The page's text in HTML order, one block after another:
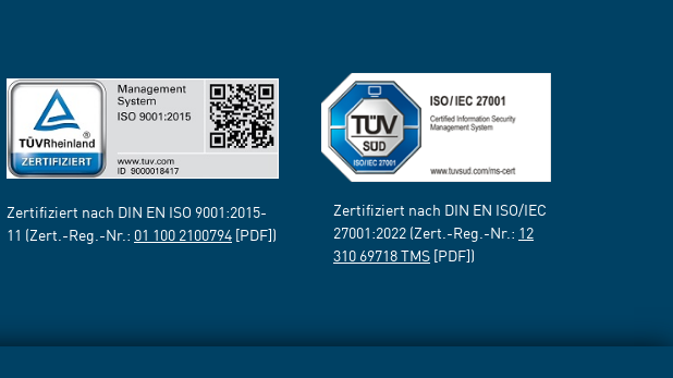
Zertifiziert nach DIN EN ISO 9001:2015-
11 (Zert.-Reg.-Nr.: 01 100 2100794 [PDF])
Zertifiziert nach DIN EN ISO/IEC
27001:2022 (Zert.-Reg.-Nr.: 12
310 69718 TMS [PDF])